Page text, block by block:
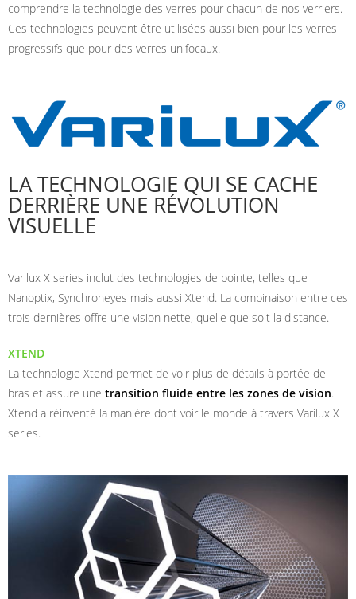
comprendre la technologie des verres pour chacun de nos verriers.
Ces technologies peuvent être utilisées aussi bien pour les verres
progressifs que pour des verres unifocaux.
LA TECHNOLOGIE QUI SE CACHE
DERRIÈRE UNE RÉVOLUTION
VISUELLE
Varilux X series inclut des technologies de pointe, telles que
Nanoptix, Synchroneyes mais aussi Xtend. La combinaison entre ces
trois dernières offre une vision nette, quelle que soit la distance.
XTEND
La technologie Xtend permet de voir plus de détails à portée de
bras et assure une transition fluide entre les zones de vision.
Xtend a réinventé la manière dont voir le monde à travers Varilux X
series.